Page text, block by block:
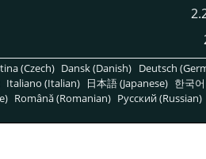
(Czech) Dansk (Danish) Deutsch
Italiano (Italian) 日本語 (Japanese) 한국
Română (Romanian) Pусский (Russian)